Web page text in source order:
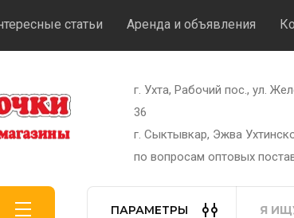
статьи Аренда и объявления
г. Ухта, Рабочий пос., ул.
36
г. Сыктывкар, Эжва
по вопросам оптовых
ПАРАМЕТРЫ